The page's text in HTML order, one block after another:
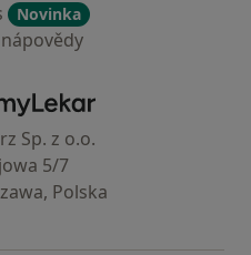
Novinka
ZnamyLekar - Hlavní stránka
Sp. z o.o.
5/7
Polska